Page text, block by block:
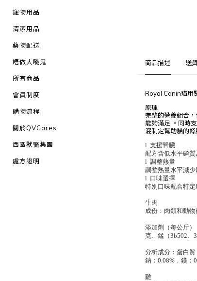
寵物用品
清潔用品
藥物配送
唔做大嘥鬼
所有商品
會員制度
購物流程
關於QVCares
西區獸醫集團
處方證明
商品描述 送
Royal Canin貓用
原理
完整的營養組合
能夠滿足 。同時
混制定幫助貓的
l 支援腎臟
配方含低水平磷
l 調整熱量
調整熱量水平減
l 口味選擇
特別口味配合特
牛肉
成份： 肉類和動
添加劑（每公斤）
克、錳（3b502、
分析成分： 蛋白質
鈉：0.08%，鎂：
雞